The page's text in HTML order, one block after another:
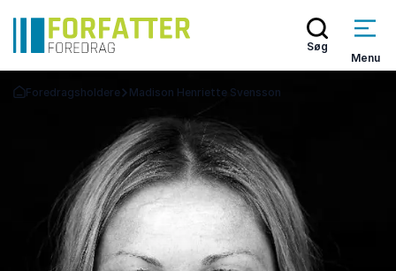
Søg
Menu
Tilbage til forsiden
Foredragsholdere Madison Henriette Svensson